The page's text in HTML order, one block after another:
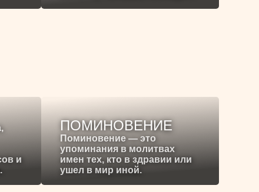
и
ПОМИНОВЕНИЕ
Поминовение — это
упоминания в молитвах
имен тех, кто в здравии или
ушел в мир иной.